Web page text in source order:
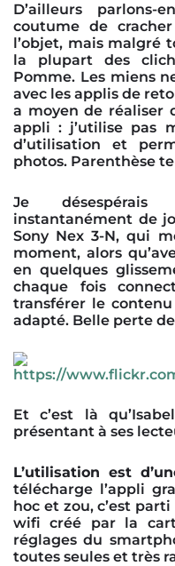
D’ailleurs
coutume de
l’objet, mais malgré
la plupart des
Pomme. Les miens
avec les applis de
a moyen de réaliser
appli : j’utilise pas
d’utilisation et
photos. Parenthèse
Je
instantanément de
Sony Nex 3-N, qui
moment, alors
en quelques
chaque fois
transférer le
adapté. Belle perte
Et c’est là
présentant à ses
L’utilisation est
télécharge l’appli
hoc et zou, c’est
wifi créé par la
réglages du
toutes seules et très